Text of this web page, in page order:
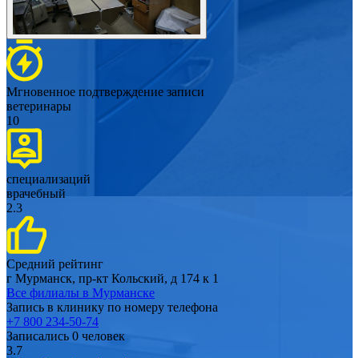
Мгновенное подтверждение записи
ветеринары
10
специализаций
врачебный
2.3
Средний рейтинг
г Мурманск, пр-кт Кольский, д 174 к 1
Все филиалы в Мурманске
Запись в клинику по номеру телефона
+7 800 234-50-74
Записались 0 человек
3.7